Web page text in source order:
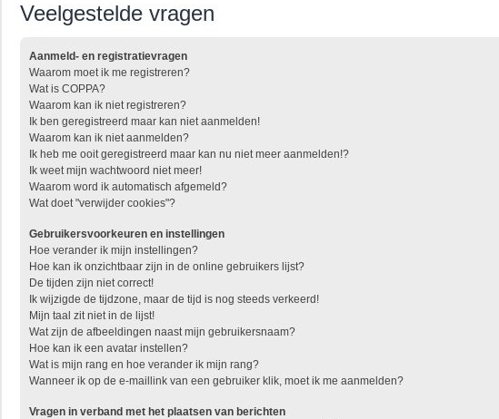
Veelgestelde vragen
Aanmeld- en registratievragen
Waarom moet ik me registreren?
Wat is COPPA?
Waarom kan ik niet registreren?
Ik ben geregistreerd maar kan niet aanmelden!
Waarom kan ik niet aanmelden?
Ik heb me ooit geregistreerd maar kan nu niet meer aanmelden!?
Ik weet mijn wachtwoord niet meer!
Waarom word ik automatisch afgemeld?
Wat doet "verwijder cookies"?
Gebruikersvoorkeuren en instellingen
Hoe verander ik mijn instellingen?
Hoe kan ik onzichtbaar zijn in de online gebruikers lijst?
De tijden zijn niet correct!
Ik wijzigde de tijdzone, maar de tijd is nog steeds verkeerd!
Mijn taal zit niet in de lijst!
Wat zijn de afbeeldingen naast mijn gebruikersnaam?
Hoe kan ik een avatar instellen?
Wat is mijn rang en hoe verander ik mijn rang?
Wanneer ik op de e-maillink van een gebruiker klik, moet ik me aanmelden?
Vragen in verband met het plaatsen van berichten